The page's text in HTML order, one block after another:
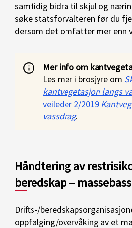
samtidig bidra til skjul og
søke statsforvalteren før du
dersom det omfatter mer enn
Mer info om
Les mer i brosjyre om
kantvegetasjon langs
veileder 2/2019
vassdrag.
Håndtering av
beredskap –
Drifts-/
oppfølging/overvåking av et